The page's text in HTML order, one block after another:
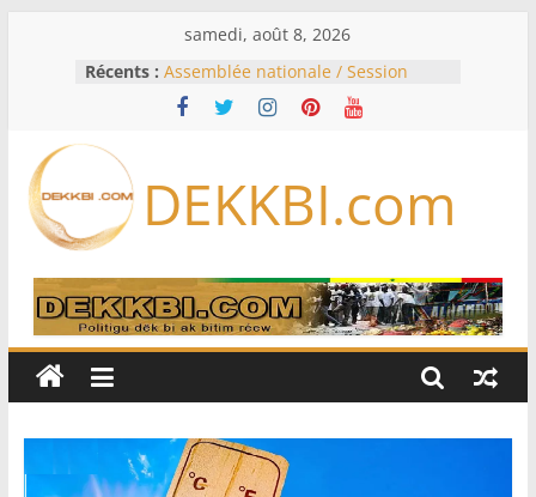
samedi, août 8, 2026
Récents : Assemblée nationale / Session
extraordinaire: Six commissions
d’enquête à l’ordre du jour ce lundi
Bénin: Patrice Talon élu président
du Sénat, moins de trois mois
Pakistan et la Turquie signent un
accord de défense
RD Congo: Kinshasa interdit les
exportations de cuivre et de cobalt
production
DEKKBI.com